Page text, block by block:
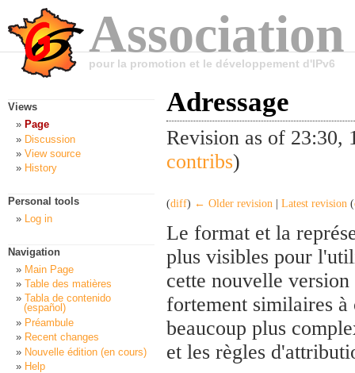
pour la promotion et le développement d'IPv6
Adressage
Revision as of 23:30,
contribs)
(diff) ← Older revision Latest revision (
Le format et la
plus visibles pour
cette nouvelle
fortement similaires à
beaucoup plus
et les règles
Views
Page
Discussion
View source
History
Personal tools
Log in
Navigation
Main Page
Table des matières
Tabla de contenido
(español)
Préambule
Recent changes
Nouvelle édition (en cours)
Help